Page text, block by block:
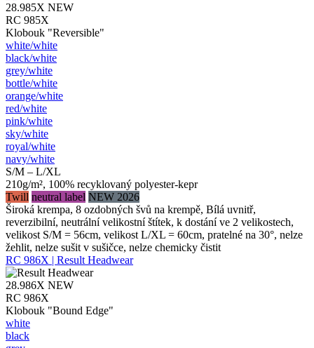
28.985X NEW
RC 985X
Klobouk "Reversible"
white/​white
black/​white
grey/​white
bottle/​white
orange/​white
red/​white
pink/​white
sky/​white
royal/​white
navy/​white
S/M – L/XL
210g/m², 100% recyklovaný polyester-kepr
Twill neutral label NEW 2026
Široká krempa, 8 ozdobných švů na krempě, Bílá uvnitř,
reverzibilní, neutrální velikostní štítek, k dostání ve 2 velikostech,
velikost S/M = 56cm, velikost L/XL = 60cm, pratelné na 30°, nelze
žehlit, nelze sušit v sušičce, nelze chemicky čistit
RC 986X | Result Headwear
28.986X NEW
RC 986X
Klobouk "Bound Edge"
white
black